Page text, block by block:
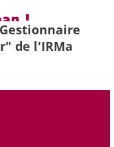
de l'IRMa